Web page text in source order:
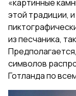
«картинные
этой традиции,
из песчаника,
символов
Готланда по